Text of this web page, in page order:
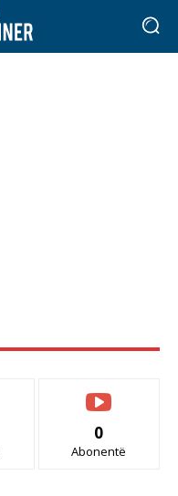
0
Abonentë